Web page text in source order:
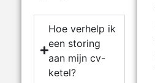
Hoe verhelp ik
een storing
aan mijn cv-
ketel?